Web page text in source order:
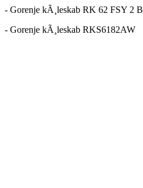
- Gorenje kÃ¸leskab RK 62 FSY 2 B
- Gorenje kÃ¸leskab RKS6182AW